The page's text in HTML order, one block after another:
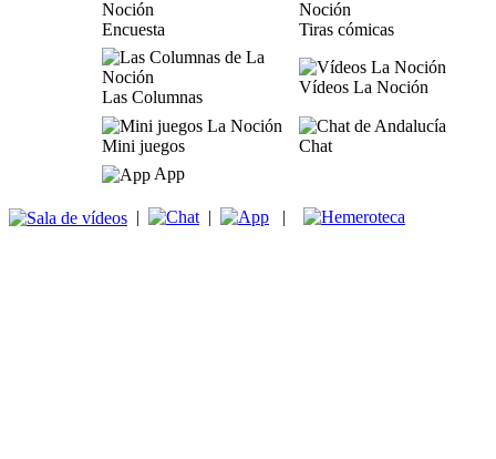
Encuesta Tiras cómicas
Las Columnas
Vídeos La Noción
Mini juegos
Chat
App
| | |